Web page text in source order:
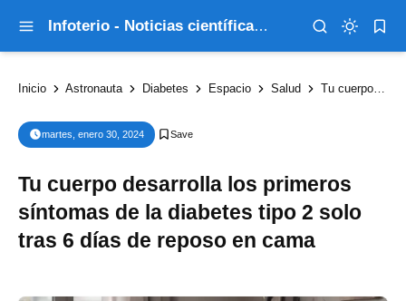
Infoterio - Noticias científicas que explican el mundo
Inicio Astronauta Diabetes Espacio Salud Tu cuerpo desarrolla los primeros síntomas de la diabetes tipo 2 solo tras 6 días de reposo en cama
martes, enero 30, 2024
Tu cuerpo desarrolla los primeros
síntomas de la diabetes tipo 2 solo
tras 6 días de reposo en cama